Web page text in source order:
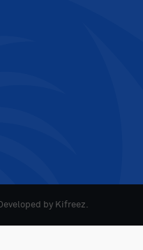
by Kifreez.